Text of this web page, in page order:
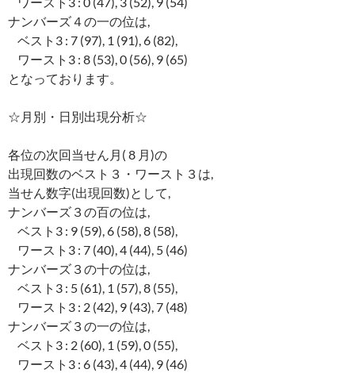
ナンバーズ４の一の位は,
ベスト3 : 7 (97), 1 (91), 6 (82),
ワースト3 : 8 (53), 0 (56), 9 (65)
となっております。
☆月別・日別出現分析☆
各位の次回当せん月( 8 月)の
出現回数のベスト３・ワースト３は,
当せん数字(出現回数)として,
ナンバーズ３の百の位は,
ベスト3 : 9 (59), 6 (58), 8 (58),
ワースト3 : 7 (40), 4 (44), 5 (46)
ナンバーズ３の十の位は,
ベスト3 : 5 (61), 1 (57), 8 (55),
ワースト3 : 2 (42), 9 (43), 7 (48)
ナンバーズ３の一の位は,
ベスト3 : 2 (60), 1 (59), 0 (55),
ワースト3 : 6 (43), 4 (44), 9 (46)